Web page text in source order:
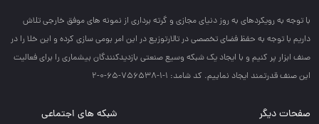
با توجه به رويكردهاي به روز دنياي مجازي و گرته برداري از نمونه هاي موفق خارجي تلاش
داريم با توجه به حفظ فضاي تخصصي در تالارتوزيع در اين امر بومي سازي كرده و اين خلا را در
صنف ابزار پر كنيم و با ايجاد يك شبكه وسيع صنعتي بازديدكنندگان بيشماري را براي فعاليت
اين صنف قدرتمند ايجاد نماييم. کد شامد: 1-1-756538-65-0-2
صفحات دیگر
شبکه های اجتماعی